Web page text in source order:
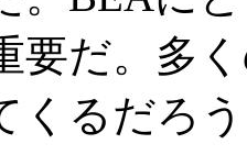
要だ。多
くるだろ